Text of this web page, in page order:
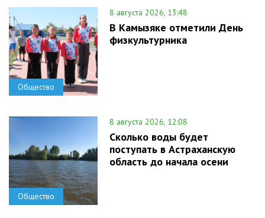
Общество
8 августа 2026, 13:48
В Камызяке отметили День
физкультурника
Общество
8 августа 2026, 12:08
Сколько воды будет
поступать в Астраханскую
область до начала осени